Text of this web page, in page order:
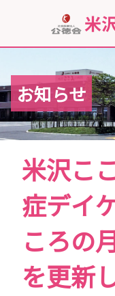
お知らせ
米沢こ
症デイ
ころの
を更新